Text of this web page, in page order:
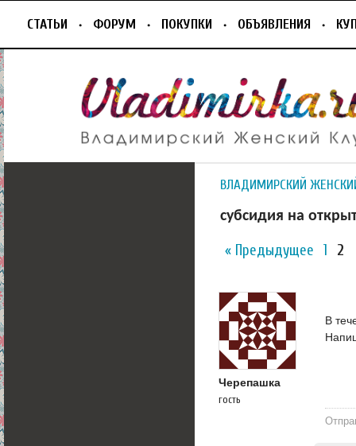
СТАТЬИ ФОРУМ ПОКУПКИ ОБЪЯВЛЕНИЯ
ВЛАДИМИРСКИЙ
субсидия на
« Предыдущее 1 2
Черепашка
гость
В